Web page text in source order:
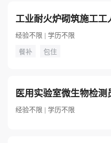
工业耐火炉砌筑施工工
经验不限 | 学历不限
餐补 包住
医用实验室微生物检测
经验不限 | 学历不限